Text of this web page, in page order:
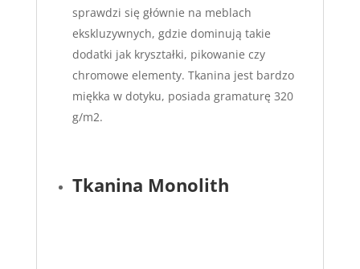
sprawdzi się głównie na meblach
ekskluzywnych, gdzie dominują takie
dodatki jak kryształki, pikowanie czy
chromowe elementy. Tkanina jest bardzo
miękka w dotyku, posiada gramaturę 320
g/m2.
Tkanina Monolith